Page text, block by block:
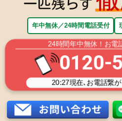
年中無休／24時間電話受付
24時間年中無休！お電
0120-
20:27現在､お電話繋が